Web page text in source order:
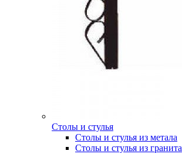
Столы и стулья
Столы и стулья из метала
Столы и стулья из гранита